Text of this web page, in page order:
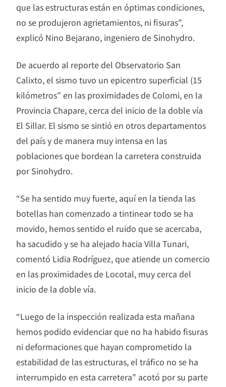
que las estructuras están en óptimas condiciones,
no se produjeron agrietamientos, ni fisuras”,
explicó Nino Bejarano, ingeniero de Sinohydro.
De acuerdo al reporte del Observatorio San
Calixto, el sismo tuvo un epicentro superficial (15
kilómetros” en las proximidades de Colomi, en la
Provincia Chapare, cerca del inicio de la doble vía
El Sillar. El sismo se sintió en otros departamentos
del país y de manera muy intensa en las
poblaciones que bordean la carretera construida
por Sinohydro.
“Se ha sentido muy fuerte, aquí en la tienda las
botellas han comenzado a tintinear todo se ha
movido, hemos sentido el ruido que se acercaba,
ha sacudido y se ha alejado hacia Villa Tunari,
comentó Lidia Rodríguez, que atiende un comercio
en las proximidades de Locotal, muy cerca del
inicio de la doble vía.
“Luego de la inspección realizada esta mañana
hemos podido evidenciar que no ha habido fisuras
ni deformaciones que hayan comprometido la
estabilidad de las estructuras, el tráfico no se ha
interrumpido en esta carretera” acotó por su parte